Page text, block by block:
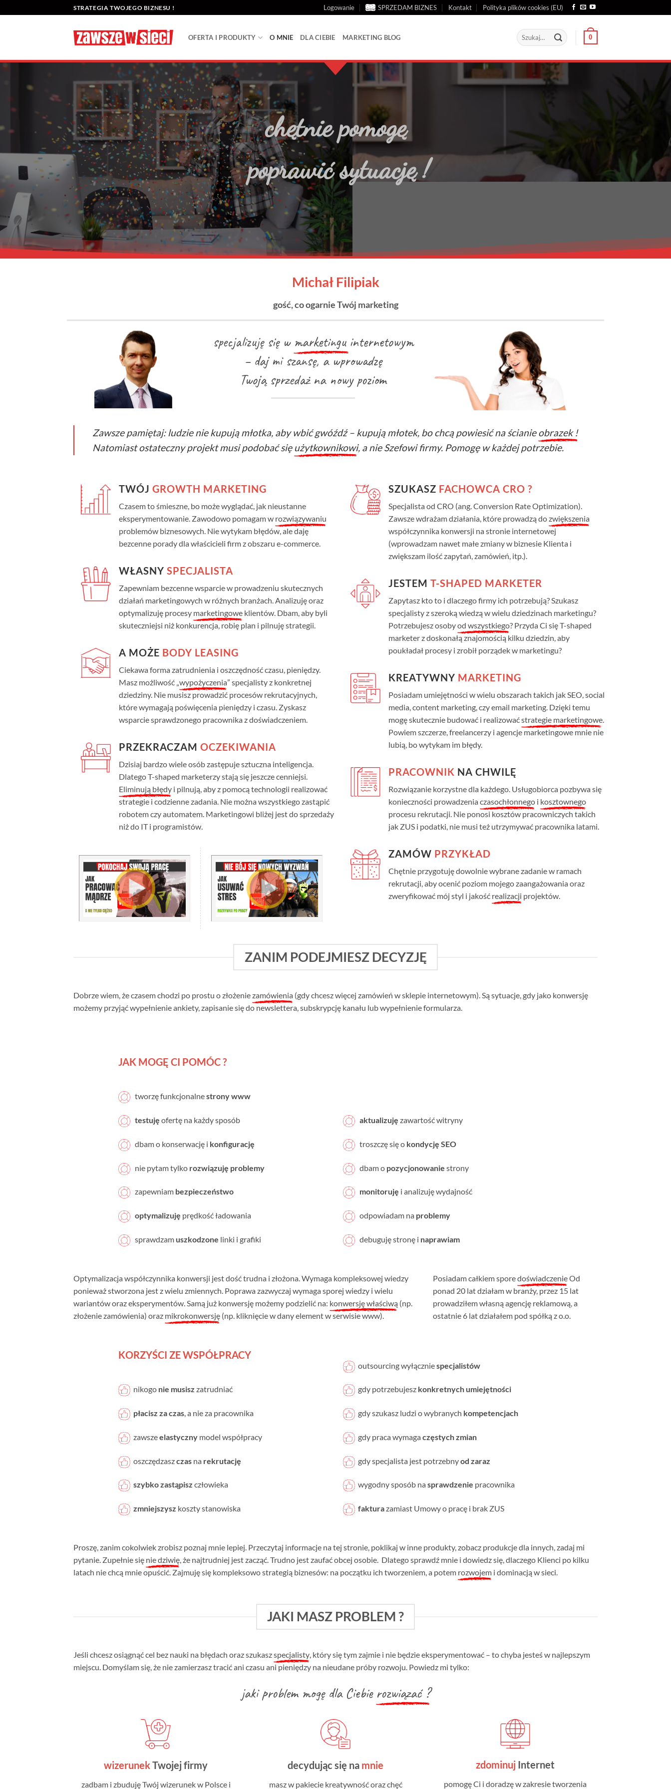
do
STRATEGIA TWOJEGO BIZNESU ! Logowanie SPRZEDAM BIZNES Kontakt Polityka plików cookies (EU)
OFERTA I PRODUKTY O MNIE DLA CIEBIE MARKETING BLOG
Szukaj: 0
chętnie pomogę
poprawić sytuację !
Michał Filipiak
gość, co ogarnie Twój marketing
specjalizuję się w marketingu internetowym
– daj mi szansę, a wprowadzę
Twoją sprzedaż na nowy poziom
Zawsze pamiętaj: ludzie nie kupują młotka, aby wbić gwóźdź – kupują młotek, bo chcą powiesić na ścianieobrazek !
Natomiast ostateczny projekt musi podobać się użytkownikowi, a nie Szefowi firmy. Pomogę w każdej potrzebie.
TWÓJ GROWTH MARKETING
Czasem to śmieszne, bo może wyglądać, jak nieustanne
eksperymentowanie. Zawodowo pomagam w rozwiązywaniu
problemów biznesowych. Nie wytykam błędów, ale daję
bezcenne porady dla właścicieli firm z obszaru e-commerce.
WŁASNY SPECJALISTA
Zapewniam bezcenne wsparcie w prowadzeniu skutecznych
działań marketingowych w różnych branżach. Analizuję oraz
optymalizuję procesy marketingowe klientów. Dbam, aby byli
skuteczniejsi niż konkurencja, robię plan i pilnuję strategii.
A MOŻE BODY LEASING
Ciekawa forma zatrudnienia i oszczędność czasu, pieniędzy.
Masz możliwość „ wypożyczenia” specjalisty z konkretnej
dziedziny. Nie musisz prowadzić procesów rekrutacyjnych,
które wymagają poświęcenia pieniędzy i czasu. Zyskasz
wsparcie sprawdzonego pracownika z doświadczeniem.
PRZEKRACZAM OCZEKIWANIA
Dzisiaj bardzo wiele osób zastępuje sztuczna inteligencja.
Dlatego T-shaped marketerzy stają się jeszcze cenniejsi.
Eliminują błędy i pilnują, aby z pomocą technologii realizować
strategie i codzienne zadania. Nie można wszystkiego zastąpić
robotem czy automatem. Marketingowi bliżej jest do sprzedaży
niż do IT i programistów.
SZUKASZ FACHOWCA CRO ?
Specjalista od CRO (ang. Conversion Rate Optimization).
Zawsze wdrażam działania, które prowadzą dozwiększenia
współczynnika konwersji na stronie internetowej
(wprowadzam nawet małe zmiany w biznesie Klienta i
zwiększam ilość zapytań, zamówień, itp.).
JESTEM T-SHAPED MARKETER
Zapytasz kto to i dlaczego firmy ich potrzebują? Szukasz
specjalisty z szeroką wiedzą w wielu dziedzinach marketingu?
Potrzebujesz osobyod wszystkiego? Przyda Ci się T-shaped
marketer z doskonałą znajomością kilku dziedzin, aby
poukładał procesy i zrobił porządek w marketingu?
KREATYWNY MARKETING
Posiadam umiejętności w wielu obszarach takich jak SEO, social
media, content marketing, czy email marketing. Dzięki temu
mogę skutecznie budować i realizowaćstrategie marketingowe
Powiem szczerze, freelancerzy i agencje marketingowe mnie nie
lubią , bo wytykam im błędy.
PRACOWNIK NA CHWILĘ
Rozwiązanie korzystne dla każdego. Usługobiorca pozbywa się
konieczności prowadzenia czasochłonnego i kosztownego
procesu rekrutacji. Nie ponosi kosztów pracowniczych takich
jak ZUS i podatki, nie musi też utrzymywać pracownika latami.
ZAMÓW PRZYKŁAD
Chętnie przygotuję dowolnie wybrane zadanie w ramach
rekrutacji, aby ocenić poziom mojego zaangażowania oraz
zweryfikować mój styl i jakość realizacji projektów.
ZANIM PODEJMIESZ DECYZJĘ
Dobrze wiem, że czasem chodzi po prostu o złożeniezamówienia (gdy chcesz więcej zamówień w sklepie internetowym). Są sytuacje, gdy jako konwersję
możemy przyjąć wypełnienie ankiety, zapisanie się do newslettera, subskrypcję kanału lub wypełnienie formularza.
JAK MOGĘ CI POMÓC ?
tworzę funkcjonalnestrony www
testuję ofertę na każdy sposób
dbam o konserwację i konfigurację
nie pytam tylko rozwiązuję problemy
zapewniam bezpieczeństwo
optymalizuję prędkość ładowania
sprawdzam uszkodzone linki i grafiki
aktualizuję zawartość witryny
troszczę się o kondycję SEO
dbam o pozycjonowanie strony
monitoruję i analizuję wydajność
odpowiadam na problemy
debuguję stronę i naprawiam
Optymalizacja współczynnika konwersji jest dość trudna i złożona. Wymaga kompleksowej wiedzy
ponieważ stworzona jest z wielu zmiennych. Poprawa zazwyczaj wymaga sporej wiedzy i wielu
wariantów oraz eksperymentów. Samą już konwersję możemy podzielić na: konwersję właściwą (np.
złożenie zamówienia) oraz mikrokonwersję (np. kliknięcie w dany element w serwisie www).
Posiadam całkiem sporedoświadczenieOd
ponad 20 lat działam w branży, przez 15 lat
prowadziłem własną agencję reklamową, a
ostatnie 6 lat działałem pod spółką z o.o.
KORZYŚCI ZE WSPÓŁPRACY
nikogo nie musisz zatrudniać
płacisz za czas, a nie za pracownika
zawszeelastyczny model współpracy
oszczędzaszczas na rekrutację
szybko zastąpisz człowieka
zmniejszysz koszty stanowiska
outsourcing wyłączniespecjalistów
gdy potrzebujesz konkretnych umiejętności
gdy szukasz ludzi o wybranych kompetencjach
gdy praca wymaga częstych zmian
gdy specjalista jest potrzebnyod zaraz
wygodny sposób na sprawdzenie pracownika
fakturazamiast Umowy o pracę i brak ZUS
Proszę, zanim cokolwiek zrobisz poznaj mnie lepiej. Przeczytaj informacje na tej stronie, poklikaj w inne produkty, zobacz produkcje dla innych, zadaj mi
pytanie. Zupełnie się nie dziwię, że najtrudniej jest zacząć. Trudno jest zaufać obcej osobie. Dlatego sprawdź mnie i dowiedz się, dlaczego Klienci po kilku
latach nie chcą mnie opuścić. Zajmuję się kompleksowo strategią biznesów: na początku ich tworzeniem, a potem rozwojem i dominacją w sieci.
JAKI MASZ PROBLEM ?
Jeśli chcesz osiągnąć cel bez nauki na błędach oraz szukaszspecjalisty, który się tym zajmie i nie będzie eksperymentować – to chyba jesteś w najlepszym
miejscu. Domyślam się, że nie zamierzasz tracić ani czasu ani pieniędzy na nieudane próby rozwoju. Powiedz mi tylko:
jaki problem mogę dla Ciebie rozwiązać ?
wizerunekTwojej firmy
zadbam i zbuduję Twój wizerunek w Polsce i
decydując się na mnie
masz w pakiecie kreatywność oraz chęć
zdominuj Internet
pomogę Ci i doradzę w zakresie tworzenia